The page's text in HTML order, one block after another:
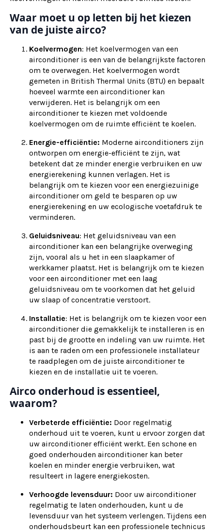
Waar moet u op letten bij het kiezen
van de juiste airco?
Koelvermogen: Het koelvermogen van een
airconditioner is een van de belangrijkste factoren
om te overwegen. Het koelvermogen wordt
gemeten in British Thermal Units (BTU) en bepaalt
hoeveel warmte een airconditioner kan
verwijderen. Het is belangrijk om een
airconditioner te kiezen met voldoende
koelvermogen om de ruimte efficiënt te koelen.
Energie-efficiëntie: Moderne airconditioners zijn
ontworpen om energie-efficiënt te zijn, wat
betekent dat ze minder energie verbruiken en uw
energierekening kunnen verlagen. Het is
belangrijk om te kiezen voor een energiezuinige
airconditioner om geld te besparen op uw
energierekening en uw ecologische voetafdruk te
verminderen.
Geluidsniveau: Het geluidsniveau van een
airconditioner kan een belangrijke overweging
zijn, vooral als u het in een slaapkamer of
werkkamer plaatst. Het is belangrijk om te kiezen
voor een airconditioner met een laag
geluidsniveau om te voorkomen dat het geluid
uw slaap of concentratie verstoort.
Installatie: Het is belangrijk om te kiezen voor een
airconditioner die gemakkelijk te installeren is en
past bij de grootte en indeling van uw ruimte. Het
is aan te raden om een professionele installateur
te raadplegen om de juiste airconditioner te
kiezen en de installatie uit te voeren.
Airco onderhoud is essentieel,
waarom?
Verbeterde efficiëntie: Door regelmatig
onderhoud uit te voeren, kunt u ervoor zorgen dat
uw airconditioner efficiënt werkt. Een schone en
goed onderhouden airconditioner kan beter
koelen en minder energie verbruiken, wat
resulteert in lagere energiekosten.
Verhoogde levensduur: Door uw airconditioner
regelmatig te laten onderhouden, kunt u de
levensduur van het systeem verlengen. Tijdens een
onderhoudsbeurt kan een professionele technicus